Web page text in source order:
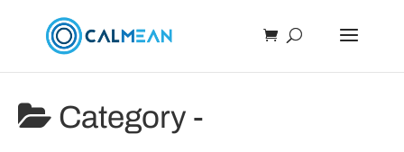
Category -